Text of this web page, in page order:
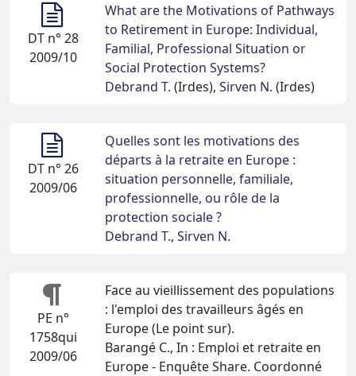
DT n° 28
2009/10
What are the Motivations of Pathways
to Retirement in Europe: Individual,
Familial, Professional Situation or
Social Protection Systems?
Debrand T. (Irdes), Sirven N. (Irdes)
DT n° 26
2009/06
Quelles sont les motivations des
départs à la retraite en Europe :
situation personnelle, familiale,
professionnelle, ou rôle de la
protection sociale ?
Debrand T., Sirven N.
PE n°
1758qui
2009/06
Face au vieillissement des populations
: l'emploi des travailleurs âgés en
Europe (Le point sur).
Barangé C., In : Emploi et retraite en
Europe - Enquête Share. Coordonné